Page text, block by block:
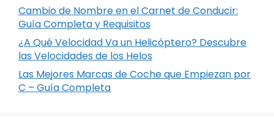
Cambio de Nombre en el Carnet de Conducir:
Guía Completa y Requisitos
¿A Qué Velocidad Va un Helicóptero? Descubre
las Velocidades de los Helos
Las Mejores Marcas de Coche que Empiezan por
C – Guía Completa